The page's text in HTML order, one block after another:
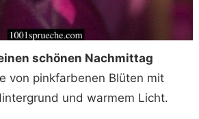
schönen Nachmittag
von pinkfarbenen Blüten mit
und warmem Licht.